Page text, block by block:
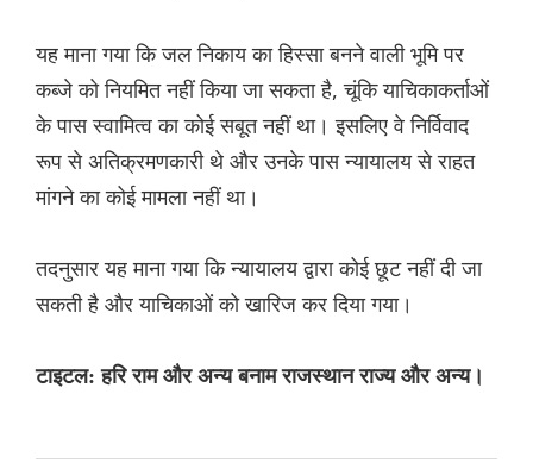
यह माना गया कि जल निकाय का हिस्सा बनने वाली भूमि पर
कब्जे को नियमित नहीं किया जा सकता है, चूंकि याचिकाकर्ताओं
के पास स्वामित्व का कोई सबूत नहीं था। इसलिए वे निर्विवाद
रूप से अतिक्रमणकारी थे और उनके पास न्यायालय से राहत
मांगने का कोई मामला नहीं था।
तदनुसार यह माना गया कि न्यायालय द्वारा कोई छूट नहीं दी जा
सकती है और याचिकाओं को खारिज कर दिया गया।
टाइटल: हरि राम और अन्य बनाम राजस्थान राज्य और अन्य।